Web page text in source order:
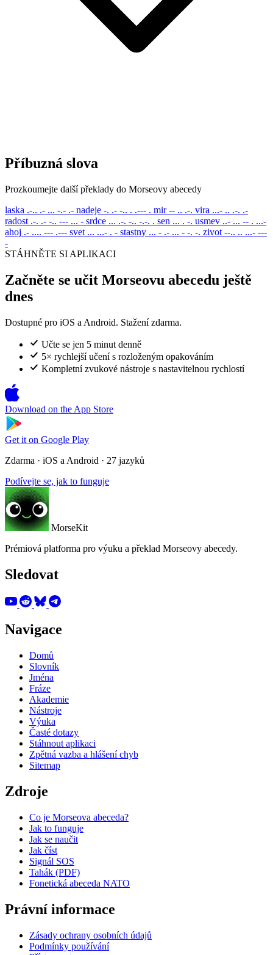
Příbuzná slova
Prozkoumejte další překlady do Morseovy abecedy
laska .-.. .- ... -.- .- nadeje -. .- -.. . .--- . mir -- .. .-. vira ...- .. .-. .-
radost .-. .- -.. --- ... - srdce ... .-. -.. -.-. . sen ... . -. usmev ..- ... -- . ...-
ahoj .- .... --- .--- svet ... ...- . - stastny ... - .- ... - -. -. zivot --.. .. ...- ---
-
STÁHNĚTE SI APLIKACI
Začněte se učit Morseovu abecedu ještě
dnes
Dostupné pro iOS a Android. Stažení zdarma.
Učte se jen 5 minut denně
5× rychlejší učení s rozloženým opakováním
Kompletní zvukové nástroje s nastavitelnou rychlostí
Download on the App Store
Get it on Google Play
Zdarma · iOS a Android · 27 jazyků
Podívejte se, jak to funguje
MorseKit
Prémiová platforma pro výuku a překlad Morseovy abecedy.
Sledovat
Navigace
Domů
Slovník
Jména
Fráze
Akademie
Nástroje
Výuka
Časté dotazy
Stáhnout aplikaci
Zpětná vazba a hlášení chyb
Sitemap
Zdroje
Co je Morseova abeceda?
Jak to funguje
Jak se naučit
Jak číst
Signál SOS
Tahák (PDF)
Fonetická abeceda NATO
Právní informace
Zásady ochrany osobních údajů
Podmínky používání